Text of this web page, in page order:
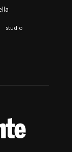
studio